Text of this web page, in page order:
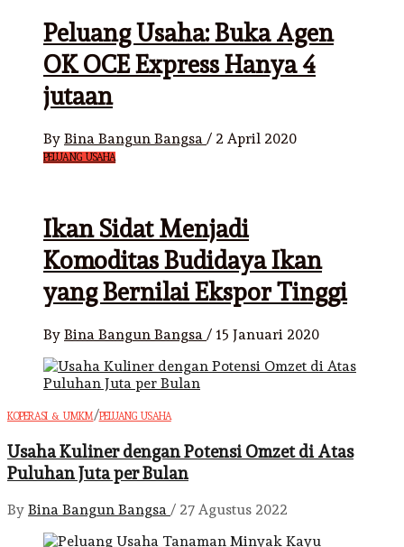
Peluang Usaha: Buka Agen
OK OCE Express Hanya 4
jutaan
By Bina Bangun Bangsa / 2 April 2020
PELUANG USAHA
Ikan Sidat Menjadi
Komoditas Budidaya Ikan
yang Bernilai Ekspor Tinggi
By Bina Bangun Bangsa / 15 Januari 2020
KOPERASI & UMKM/PELUANG USAHA
Usaha Kuliner dengan Potensi Omzet di Atas
Puluhan Juta per Bulan
By Bina Bangun Bangsa / 27 Agustus 2022